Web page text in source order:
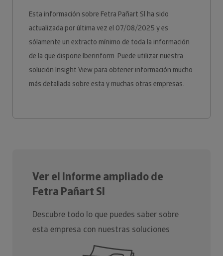
Esta información sobre Fetra Pañart Sl ha sido
actualizada por última vez el 07/08/2025 y es
sólamente un extracto mínimo de toda la información
de la que dispone Iberinform. Puede utilizar nuestra
solución Insight View para obtener información mucho
más detallada sobre esta y muchas otras empresas.
Ver el Informe ampliado de
Fetra Pañart Sl
Descubre todo lo que puedes saber sobre
esta empresa con nuestras soluciones